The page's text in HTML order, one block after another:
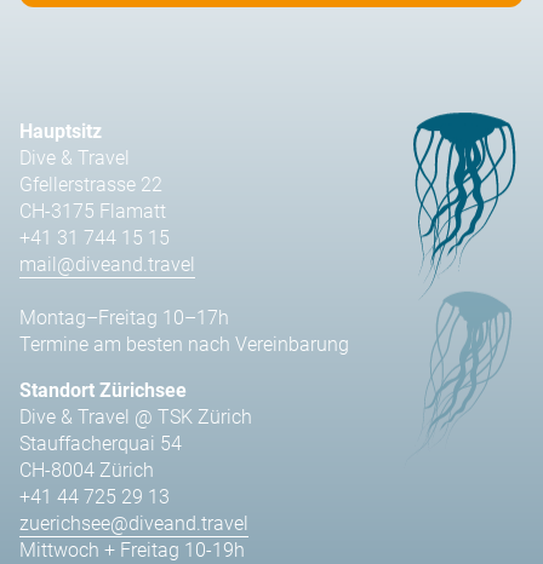
Hauptsitz
Dive & Travel
Gfellerstrasse 22
CH-3175 Flamatt
+41 31 744 15 15
mail@diveand.travel
Montag–Freitag 10–17h
Termine am besten nach Vereinbarung
Standort Zürichsee
Dive & Travel @ TSK Zürich
Stauffacherquai 54
CH-8004 Zürich
+41 44 725 29 13
zuerichsee@diveand.travel
Mittwoch + Freitag 10-19h